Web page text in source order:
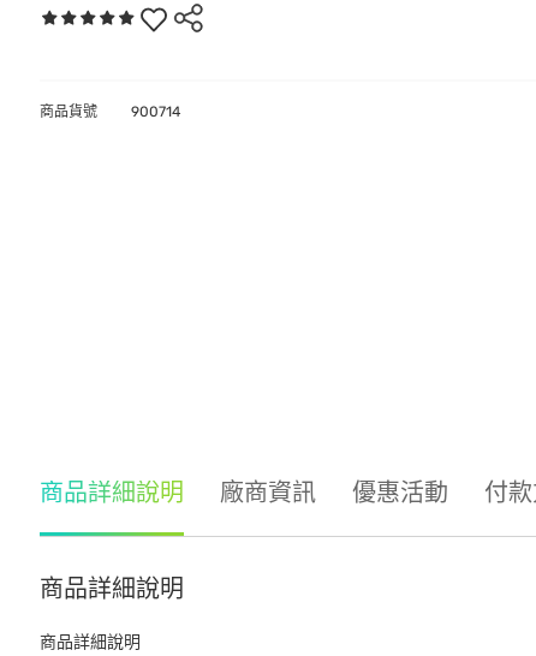
商品貨號 900714
商品詳細說明 廠商資訊 優惠活動 付
商品詳細說明
商品詳細說明